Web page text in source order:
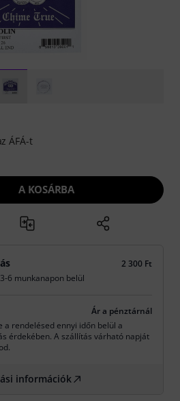
ÁFÁ-t
A KOSÁRBA
2 300 Ft
6 munkanapon belül
Ár a pénztárnál
a rendelésed ennyi időn belül a
érdekében. A szállítás várható napját
információk